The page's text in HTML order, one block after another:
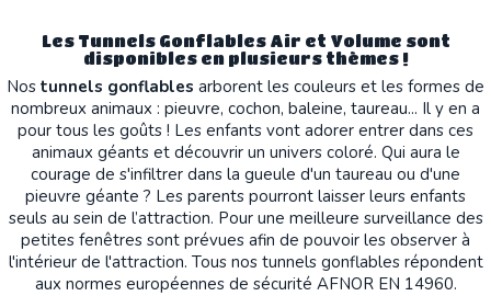
Les Tunnels Gonflables Air et Volume sont
disponibles en plusieurs thèmes !
Nos tunnels gonflables arborent les couleurs et les formes de
nombreux animaux : pieuvre, cochon, baleine, taureau... Il y en a
pour tous les goûts ! Les enfants vont adorer entrer dans ces
animaux géants et découvrir un univers coloré. Qui aura le
courage de s'infiltrer dans la gueule d'un taureau ou d'une
pieuvre géante ? Les parents pourront laisser leurs enfants
seuls au sein de l’attraction. Pour une meilleure surveillance des
petites fenêtres sont prévues afin de pouvoir les observer à
l'intérieur de l'attraction. Tous nos tunnels gonflables répondent
aux normes européennes de sécurité AFNOR EN 14960.